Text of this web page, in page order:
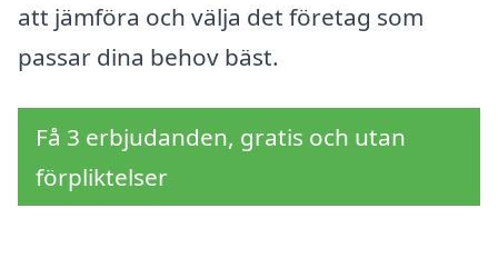
att jämföra och välja det företag som
passar dina behov bäst.
Få 3 erbjudanden, gratis och utan
förpliktelser